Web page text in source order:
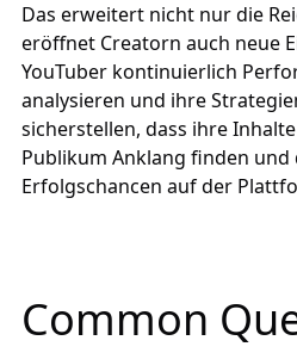
Das erweitert nicht nur die
eröffnet Creatorn auch neue
YouTuber kontinuierlich
analysieren und ihre
sicherstellen, dass ihre
Publikum Anklang finden
Erfolgschancen auf der
Common